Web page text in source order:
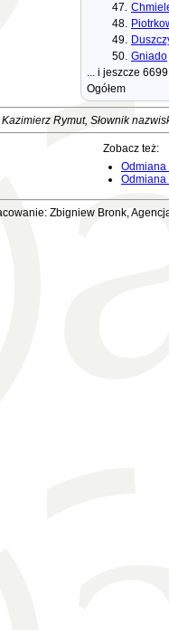
47.
48.
49.
50. Gniado
... i jeszcze
Ogółem
Kazimierz Rymut, Słownik
Zobacz też:
Odmiana
Zbigniew Bronk,